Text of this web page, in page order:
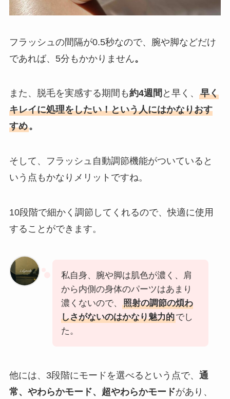
フラッシュの間隔が0.5秒なので、腕や脚などだけ
であれば、5分もかかりません。
また、脱毛を実感する期間も約4週間 と早く、 早く
キレイに処理をしたい！という人にはかなりおす
すめ。
そして、フラッシュ自動調節機能がついていると
いう点もかなりメリットですね。
10段階で細かく調節してくれるので、快適に使用
することができます。
私自身、腕や脚は肌色が濃く、肩
から内側の身体のパーツはあまり
濃くないので、
照射の調節の煩わ
しさがないのはかなり魅力的でし
た。
他には、3段階にモードを選べるという点で、 通
常、やわらかモード、超やわらかモードがあり、